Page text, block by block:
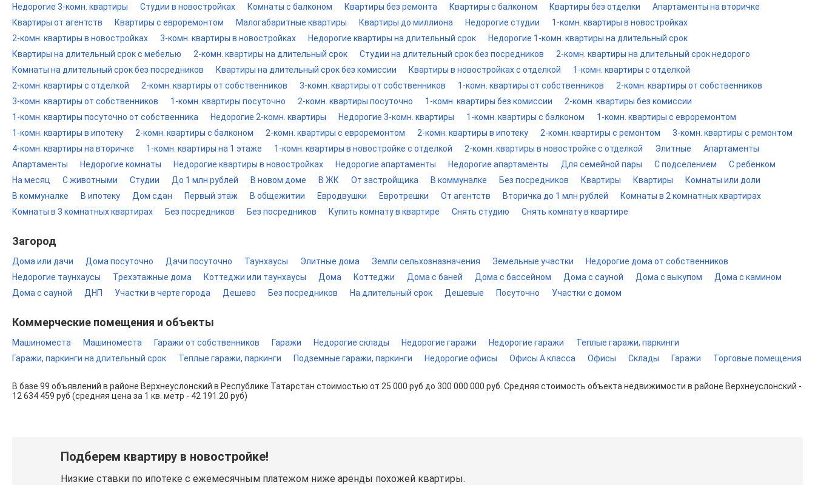
Недорогие 3-комн. квартиры
Студии в новостройках Комнаты с балконом Квартиры без ремонта Квартиры с балконом Квартиры без отделки
Апартаменты на вторичке
Квартиры от агентств
Квартиры с евроремонтом Малогабаритные квартиры Квартиры до миллиона Недорогие студии
1-комн. квартиры в новостройках
2-комн. квартиры в новостройках
3-комн. квартиры в новостройках Недорогие квартиры на длительный срок
Недорогие 1-комн. квартиры на длительный срок
Квартиры на длительный срок с мебелью
2-комн. квартиры на длительный срок Студии на длительный срок без посредников
2-комн. квартиры на длительный срок недорого
Комнаты на длительный срок без посредников
Квартиры на длительный срок без комиссии Квартиры в новостройках с отделкой
1-комн. квартиры с отделкой
2-комн. квартиры с отделкой
2-комн. квартиры от собственников 3-комн. квартиры от собственников 1-комн. квартиры от собственников
2-комн. квартиры от собственников
3-комн. квартиры от собственников
1-комн. квартиры посуточно 2-комн. квартиры посуточно 1-комн. квартиры без комиссии
2-комн. квартиры без комиссии
1-комн. квартиры посуточно от собственника
Недорогие 2-комн. квартиры Недорогие 3-комн. квартиры 1-комн. квартиры с балконом
1-комн. квартиры с евроремонтом
1-комн. квартиры в ипотеку
2-комн. квартиры с балконом 2-комн. квартиры с евроремонтом 2-комн. квартиры в ипотеку 2-комн. квартиры с ремонтом
3-комн. квартиры с ремонтом
4-комн. квартиры на вторичке
1-комн. квартиры на 1 этаже 1-комн. квартиры в новостройке с отделкой 2-комн. квартиры в новостройке с отделкой Элитные
Апартаменты
Апартаменты
Недорогие комнаты Недорогие квартиры в новостройках Недорогие апартаменты Недорогие апартаменты Для семейной пары С подселением
С ребенком
На месяц
С животными Студии До 1 млн рублей В новом доме В ЖК От застройщика В коммуналке Без посредников Квартиры Квартиры
Комнаты или доли
В коммуналке
В ипотеку Дом сдан Первый этаж В общежитии Евродвушки Евротрешки От агентств Вторичка до 1 млн рублей
Комнаты в 2 комнатных квартирах
Комнаты в 3 комнатных квартирах
Без посредников Без посредников Купить комнату в квартире Снять студию Снять комнату в квартире
Загород
Дома или дачи Дома посуточно Дачи посуточно Таунхаусы Элитные дома Земли сельхозназначения Земельные участки
Недорогие дома от собственников
Недорогие таунхаусы
Трехэтажные дома Коттеджи или таунхаусы Дома Коттеджи Дома с баней Дома с бассейном Дома с сауной Дома с выкупом
Дома с камином
Дома с сауной
ДНП Участки в черте города Дешево Без посредников На длительный срок Дешевые Посуточно Участки с домом
Коммерческие помещения и объекты
Машиноместа Машиноместа Гаражи от собственников Гаражи Недорогие склады Недорогие гаражи Недорогие гаражи
Теплые гаражи, паркинги
Гаражи, паркинги на длительный срок
Теплые гаражи, паркинги Подземные гаражи, паркинги Недорогие офисы Офисы A класса Офисы Склады Гаражи Торговые помещения
В базе 99 объявлений в районе Верхнеуслонский в Республике Татарстан стоимостью от 25 000 руб до 300 000 000 руб. Средняя стоимость объекта недвижимости в районе Верхнеуслонский -
12 634 459 руб (средняя цена за 1 кв. метр - 42 191.20 руб)
Подберем квартиру в новостройке!
Низкие ставки по ипотеке с ежемесячным платежом ниже аренды похожей квартиры.